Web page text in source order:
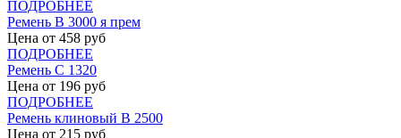
ПОДРОБНЕЕ
Ремень В 3000 я прем
Цена от 458 руб
ПОДРОБНЕЕ
Ремень С 1320
Цена от 196 руб
ПОДРОБНЕЕ
Ремень клиновый В 2500
Цена от 215 руб